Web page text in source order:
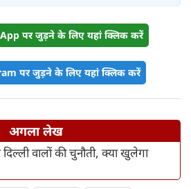
पर जुड़ने के लिए यहां क्लिक करें
पर जुड़ने के लिए यहां क्लिक करें
अगला लेख
वालों की चुनौती, क्या खुलेगा